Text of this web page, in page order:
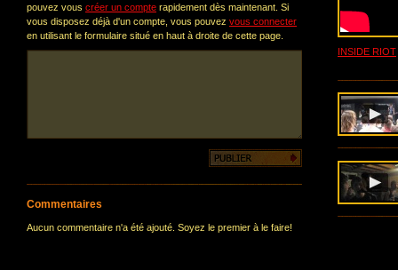
pouvez vous créer un compte rapidement dès maintenant. Si
vous disposez déjà d'un compte, vous pouvez vous connecter
en utilisant le formulaire situé en haut à droite de cette page.
Commentaires
Aucun commentaire n'a été ajouté. Soyez le premier à le faire!
INSIDE RIOT